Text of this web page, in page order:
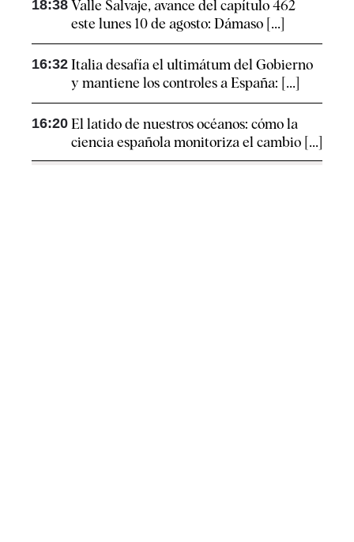
18:38 Valle Salvaje, avance del capítulo 462
este lunes 10 de agosto: Dámaso [...]
16:32 Italia desafía el ultimátum del Gobierno
y mantiene los controles a España: [...]
16:20 El latido de nuestros océanos: cómo la
ciencia española monitoriza el cambio [...]